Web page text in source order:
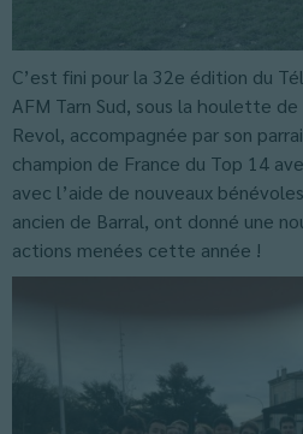
C’est fini pour la 32e édition du
AFM Tarn Sud, sous la houlette
Revol, accompagnée par son
champion de France du Top 14
avec l’aide de nouveaux
ancien de Barral, ont donné une
actions menées cette année !